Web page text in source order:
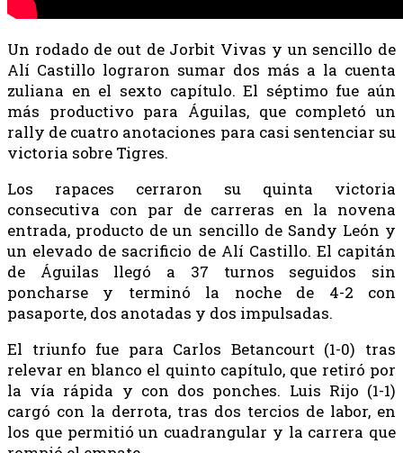
Un rodado de out de Jorbit Vivas y un sencillo de
Alí Castillo lograron sumar dos más a la cuenta
zuliana en el sexto capítulo. El séptimo fue aún
más productivo para Águilas, que completó un
rally de cuatro anotaciones para casi sentenciar su
victoria sobre Tigres.
Los rapaces cerraron su quinta victoria
consecutiva con par de carreras en la novena
entrada, producto de un sencillo de Sandy León y
un elevado de sacrificio de Alí Castillo. El capitán
de Águilas llegó a 37 turnos seguidos sin
poncharse y terminó la noche de 4-2 con
pasaporte, dos anotadas y dos impulsadas.
El triunfo fue para Carlos Betancourt (1-0) tras
relevar en blanco el quinto capítulo, que retiró por
la vía rápida y con dos ponches. Luis Rijo (1-1)
cargó con la derrota, tras dos tercios de labor, en
los que permitió un cuadrangular y la carrera que